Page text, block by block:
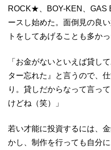
ROCK★、BOY-KEN、GAS
ースし始めた。面倒見の良
トをしてあげることも多かっ
「お金がないといえば貸し
ター忘れた』と言うので、
り。貸しだからなって言っ
けどね（笑）」
若い才能に投資するには、
かし、制作を行っても自分